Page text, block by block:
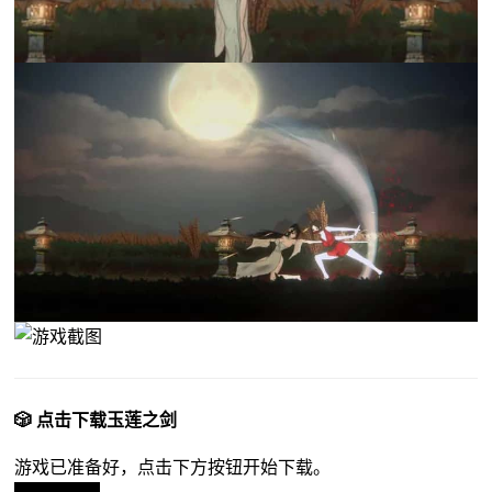
🎲 点击下载玉莲之剑
游戏已准备好，点击下方按钮开始下载。